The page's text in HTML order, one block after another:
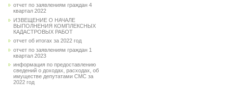
отчет по заявлениям граждан 4
квартал 2022
ИЗВЕЩЕНИЕ О НАЧАЛЕ
ВЫПОЛНЕНИЯ КОМПЛЕКСНЫХ
КАДАСТРОВЫХ РАБОТ
отчет об итогах за 2022 год
отчет по заявлениям граждан 1
квартал 2023
информация по предоставлению
сведений о доходах, расходах, об
имуществе депутатами СМС за
2022 год